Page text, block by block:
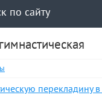
перекладину